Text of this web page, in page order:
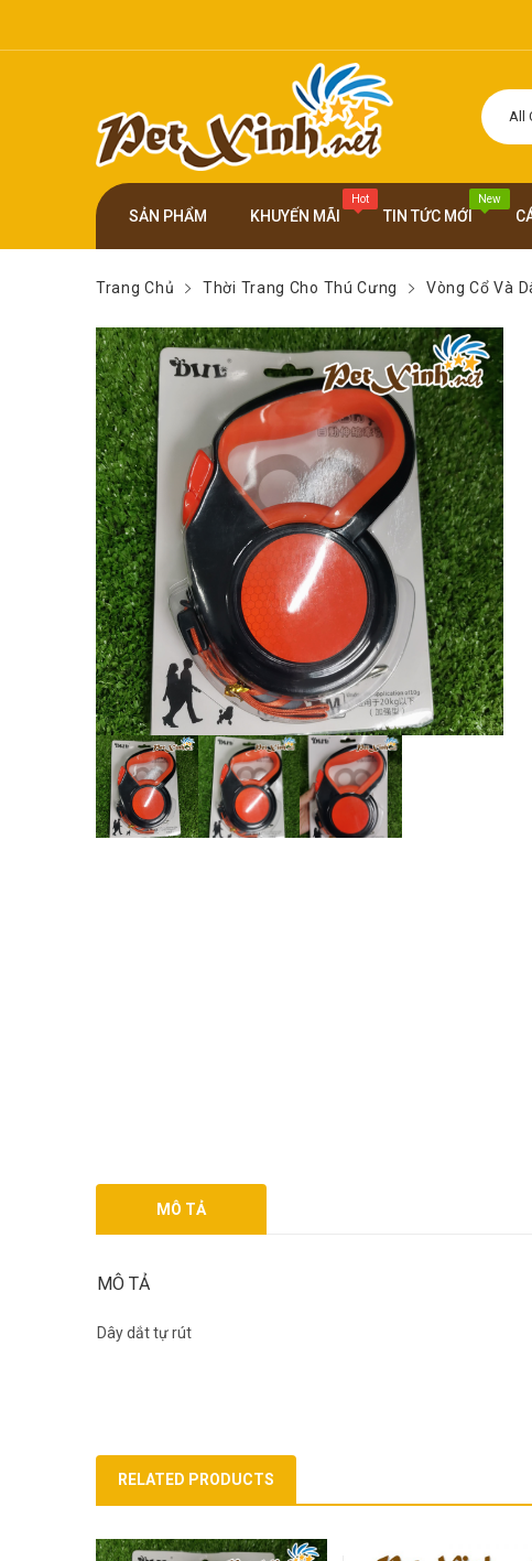
All
SẢN PHẨM KHUYẾN MÃI
Hot
TIN TỨC MỚI
New
Trang Chủ Thời Trang Cho Thú Cưng Vòng Cổ Và
MÔ TẢ
MÔ TẢ
Dây dắt tự rút
RELATED PRODUCTS